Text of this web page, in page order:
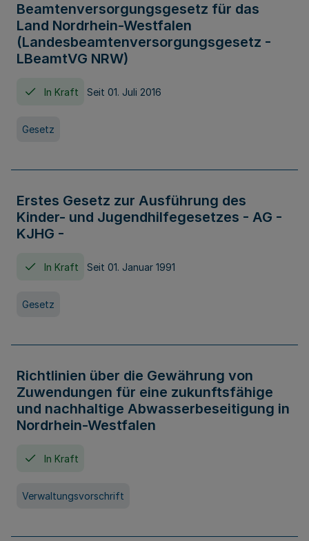
Beamtenversorgungsgesetz für das
Land Nordrhein-Westfalen
(Landesbeamtenversorgungsgesetz -
LBeamtVG NRW)
In Kraft Seit 01. Juli 2016
Gesetz
Erstes Gesetz zur Ausführung des
Kinder- und Jugendhilfegesetzes - AG -
KJHG -
In Kraft Seit 01. Januar 1991
Gesetz
Richtlinien über die Gewährung von
Zuwendungen für eine zukunftsfähige
und nachhaltige Abwasserbeseitigung in
Nordrhein-Westfalen
In Kraft
Verwaltungsvorschrift